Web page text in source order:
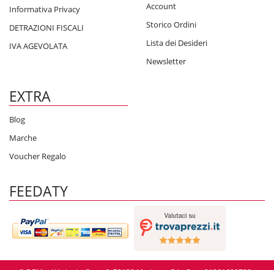
Informativa Privacy
DETRAZIONI FISCALI
IVA AGEVOLATA
Account
Storico Ordini
Lista dei Desideri
Newsletter
EXTRA
Blog
Marche
Voucher Regalo
FEEDATY